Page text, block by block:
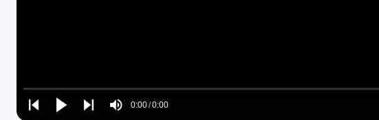
Play
Play
Play
Mute0:00/0:00
Loaded:
0%